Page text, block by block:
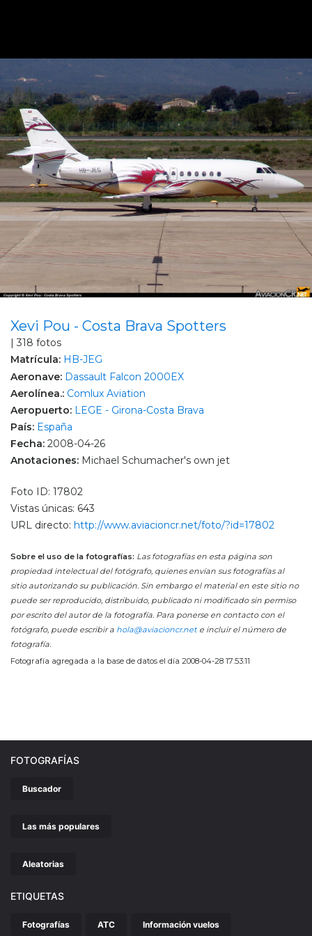
Xevi Pou - Costa Brava Spotters
| 318 fotos
Matrícula: HB-JEG
Aeronave: Dassault Falcon 2000EX
Aerolínea.: Comlux Aviation
Aeropuerto: LEGE - Girona-Costa Brava
País: España
Fecha: 2008-04-26
Anotaciones: Michael Schumacher's own jet
Foto ID: 17802
Vistas únicas: 643
URL directo: http://www.aviacioncr.net/foto/?id=17802
Sobre el uso de la fotografías: Las fotografías en esta página son
propiedad intelectual del fotógrafo, quienes envían sus fotografías al
sitio autorizando su publicación. Sin embargo el material en este sitio no
puede ser reproducido, distribuido, publicado ni modificado sin permiso
por escrito del autor de la fotografía. Para ponerse en contacto con el
fotógrafo, puede escribir a hola@aviacioncr.nete incluir el número de
fotografía.
Fotografía agregada a la base de datos el día 2008-04-28 17:53:11
FOTOGRAFÍAS
Buscador
Las más populares
Aleatorias
ETIQUETAS
Fotografías ATC Información vuelos